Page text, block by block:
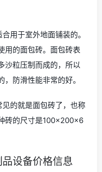
用于室外地面铺装的。
用的面包砖。面包砖表
沙粒压制而成的，所以
防滑性能非常的好。
的就是面包砖了，也称
砖的尺寸是100×200×6
设备价格信息